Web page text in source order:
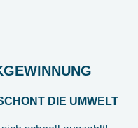
DIE UMWELT